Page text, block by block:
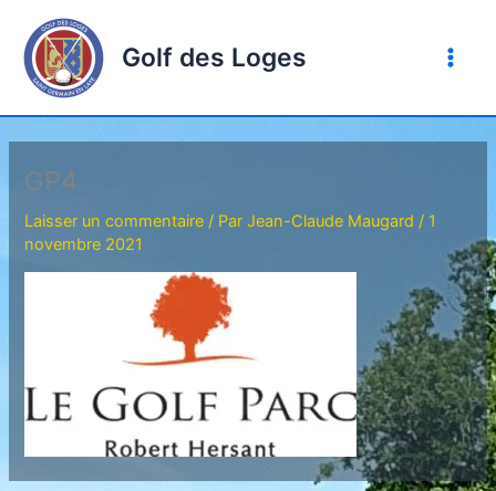
contenu
Golf des Loges
GP4
Laisser un commentaire / ParJean-Claude Maugard / 1
novembre 2021